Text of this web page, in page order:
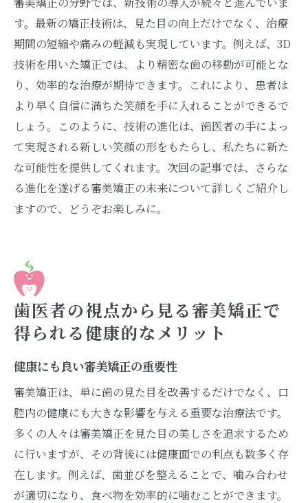
歯医者が採用する最新の審美矯正技術
魅力的な笑顔を実現するための歯医者の技
術
最新技術で叶える美しい笑顔
歯医者の技術で実感する笑顔の変化
最先端の審美矯正技術が実現する笑顔
す。最新の矯正技術は、見た目の向上だけでなく、治療
期間の短縮や痛みの軽減も実現しています。例えば、3D
技術を用いた矯正では、より精密な歯の移動が可能とな
り、効率的な治療が期待できます。これにより、患者は
より早く自信に満ちた笑顔を手に入れることができるで
しょう。このように、技術の進化は、歯医者の手によっ
て実現される新しい笑顔の形をもたらし、私たちに新た
な可能性を提供してくれます。次回の記事では、さらな
る進化を遂げる審美矯正の未来について詳しくご紹介し
ますので、どうぞお楽しみに。
歯医者の視点から見る審美矯正で
得られる健康的なメリット
健康にも良い審美矯正の重要性
審美矯正は、単に歯の見た目を改善するだけでなく、口
腔内の健康にも大きな影響を与える重要な治療法です。
多くの人々は審美矯正を見た目の美しさを追求するため
に行いますが、その背後には健康面での利点も数多く存
在します。例えば、歯並びを整えることで、噛み合わせ
が適切になり、食べ物を効率的に噛むことができます。